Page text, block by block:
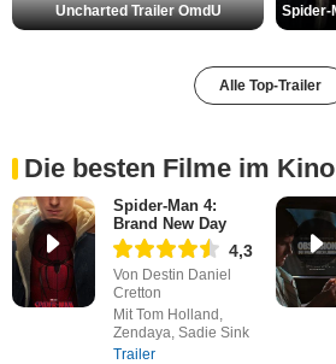
Uncharted Trailer OmdU
Alle Top-Trailer
Die besten Filme im Kino
Spider-Man 4:
Brand New Day
4,3
Von Destin Daniel
Cretton
Mit Tom Holland,
Zendaya, Sadie Sink
Trailer